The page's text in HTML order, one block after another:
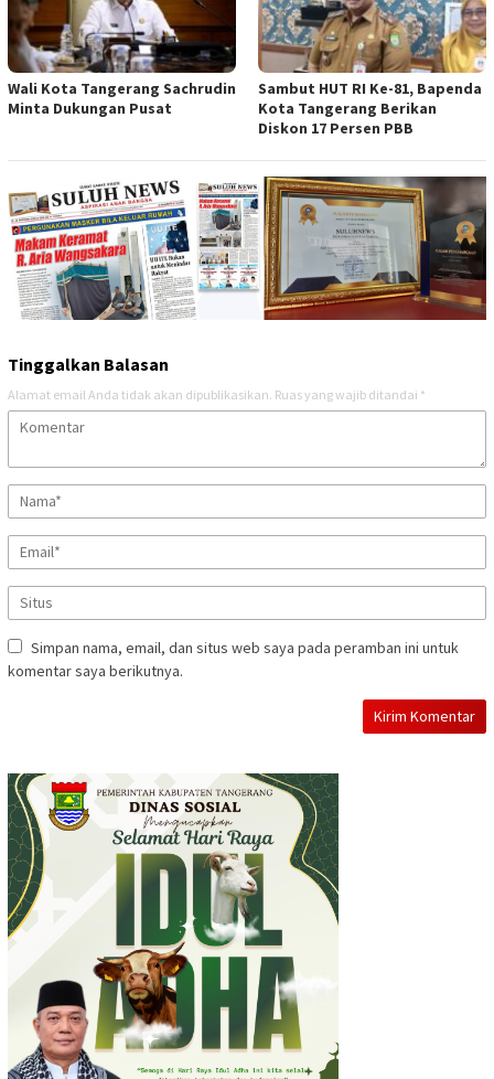
Wali Kota Tangerang Sachrudin
Minta Dukungan Pusat
Sambut HUT RI Ke-81, Bapenda
Kota Tangerang Berikan
Diskon 17 Persen PBB
Tinggalkan Balasan
Alamat email Anda tidak akan dipublikasikan. Ruas yang wajib ditandai *
Simpan nama, email, dan situs web saya pada peramban ini untuk
komentar saya berikutnya.